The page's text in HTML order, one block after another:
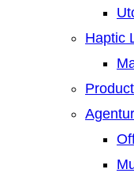
Haptic
Agentur